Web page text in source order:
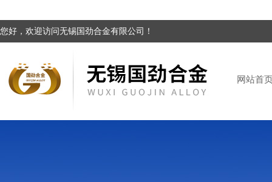
您好，欢迎访问无锡国劲合金有限公司！
网站首